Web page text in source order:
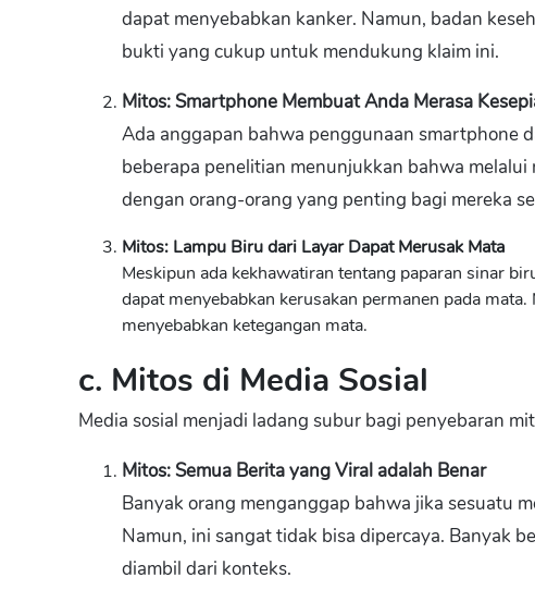
dapat menyebabkan kanker. Namun, badan
bukti yang cukup untuk mendukung klaim ini.
Mitos: Smartphone Membuat Anda Merasa
Ada anggapan bahwa penggunaan smartphone
beberapa penelitian menunjukkan bahwa
dengan orang-orang yang penting bagi mereka
Mitos: Lampu Biru dari Layar Dapat Merusak Mata
Meskipun ada kekhawatiran tentang paparan sinar
dapat menyebabkan kerusakan permanen pada
menyebabkan ketegangan mata.
c. Mitos di Media Sosial
Media sosial menjadi ladang subur bagi penyebaran
Mitos: Semua Berita yang Viral adalah Benar
Banyak orang menganggap bahwa jika sesuatu
Namun, ini sangat tidak bisa dipercaya. Banyak
diambil dari konteks.